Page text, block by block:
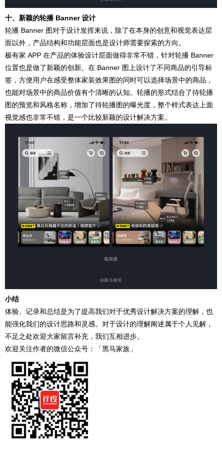
十、新颖的轮播 Banner 设计
轮播 Banner 图对于设计发挥来说，除了在本身的创意和视觉表达层
面以外，产品结构和功能层面也是设计师需要探索的方向。
极有家 APP 在产品的体验设计层面做得非常不错，针对轮播 Banner
位置也是做了新颖的创新。在 Banner 图上设计了不同商品的引导标
签，方便用户在感受整体家装效果图的同时可以选择场景中的商品，
也能对场景中的商品价值有个清晰的认知。轮播的形式结合了待轮播
图的预览和风格名称，增加了待轮播图的曝光度，整个样式表达上面
视觉感也非常不错，是一个比较新颖的设计解决方案。
小结
体验、记录和总结是为了提高我们对于优秀设计解决方案的理解，也
能强化我们的设计思路和灵感。对于设计的理解阐述属于个人见解，
不足之处欢迎大家留言补充，我们互相进步。
欢迎关注作者的微信公众号：「黑马家族」